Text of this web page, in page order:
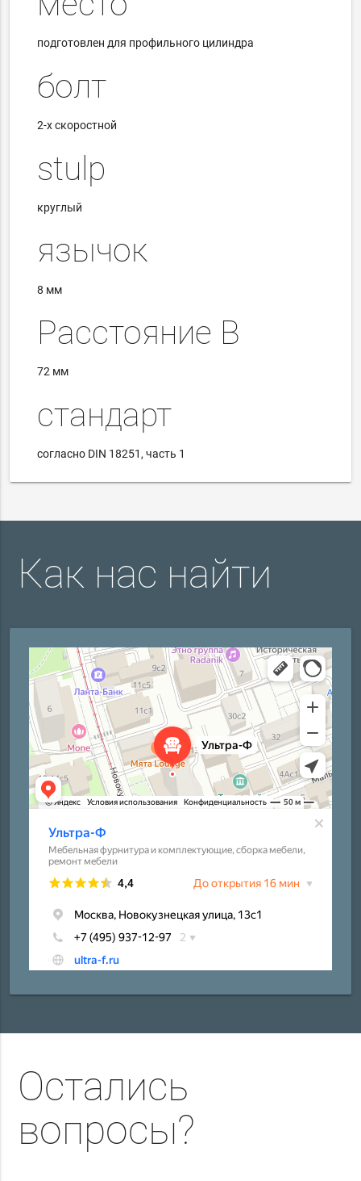
подготовлен для профильного цилиндра
болт
2-х скоростной
stulp
круглый
язычок
8 мм
Расстояние B
72 мм
стандарт
согласно DIN 18251, часть 1
Как нас найти
Остались
вопросы?